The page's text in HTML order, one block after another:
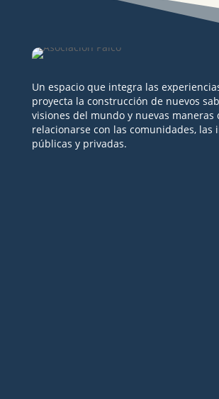
Un espacio que integra las
proyecta la construcción de nuevos
visiones del mundo y nuevas maneras
relacionarse con las comunidades, las
públicas y privadas.